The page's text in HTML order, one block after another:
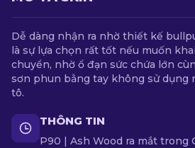
Dễ dàng nhận ra nhờ thiết kế
là sự lựa chọn rất tốt nếu muốn
chuyển, nhờ ổ đạn sức chứa lớn
sơn phun bằng tay không sử dụng
tô.
THÔNG TIN
P90 | Ash Wood ra mắt trong